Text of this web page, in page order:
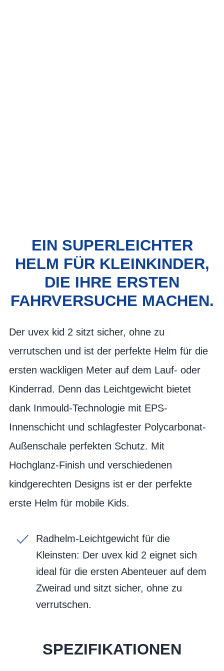
EIN SUPERLEICHTER
HELM FÜR KLEINKINDER,
DIE IHRE ERSTEN
FAHRVERSUCHE MACHEN.
Der uvex kid 2 sitzt sicher, ohne zu
verrutschen und ist der perfekte Helm für die
ersten wackligen Meter auf dem Lauf- oder
Kinderrad. Denn das Leichtgewicht bietet
dank Inmould-Technologie mit EPS-
Innenschicht und schlagfester Polycarbonat-
Außenschale perfekten Schutz. Mit
Hochglanz-Finish und verschiedenen
kindgerechten Designs ist er der perfekte
erste Helm für mobile Kids.
Radhelm-Leichtgewicht für die
Kleinsten: Der uvex kid 2 eignet sich
ideal für die ersten Abenteuer auf dem
Zweirad und sitzt sicher, ohne zu
verrutschen.
SPEZIFIKATIONEN